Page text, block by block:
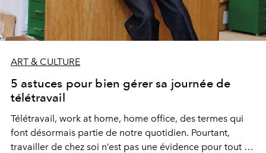
ART & CULTURE
5 astuces pour bien gérer sa journée de
télétravail
Télétravail, work at home, home office, des termes qui
font désormais partie de notre quotidien. Pourtant,
travailler de chez soi n’est pas une évidence pour tout le